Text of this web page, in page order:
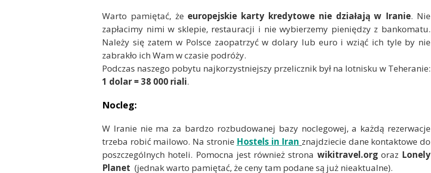
Warto pamiętać, że europejskie karty kredytowe nie działają w Iranie. Nie
zapłacimy nimi w sklepie, restauracji i nie wybierzemy pieniędzy z bankomatu.
Należy się zatem w Polsce zaopatrzyć w dolary lub euro i wziąć ich tyle by nie
zabrakło ich Wam w czasie podróży.
Podczas naszego pobytu najkorzystniejszy przelicznik był na lotnisku w Teheranie:
1 dolar = 38 000 riali.
Nocleg:
W Iranie nie ma za bardzo rozbudowanej bazy noclegowej, a każdą rezerwacje
trzeba robić mailowo. Na stronie Hostels in Iran znajdziecie dane kontaktowe do
poszczególnych hoteli. Pomocna jest również strona wikitravel.orgoraz Lonely
Planet (jednak warto pamiętać, że ceny tam podane są już nieaktualne).